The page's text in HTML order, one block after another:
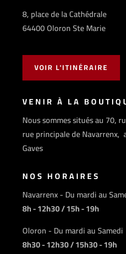
8, place de la Cathédrale
64400 Oloron Ste Marie
VOIR L'ITINÉRAIRE
VENIR À LA
Nous sommes situés au 70,
rue principale de
Gaves
NOS HORAIRES
Navarrenx - Du mardi au
8h - 12h30 / 15h - 19h
Oloron - Du mardi au Samedi
8h30 - 12h30 / 15h30 - 19h